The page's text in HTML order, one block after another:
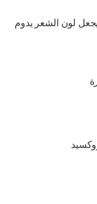
لون الشعر يدوم